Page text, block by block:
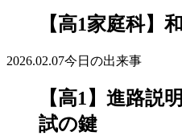
【高1家庭科】
2026.02.07今日の出来事
【高1】進路説
試の鍵